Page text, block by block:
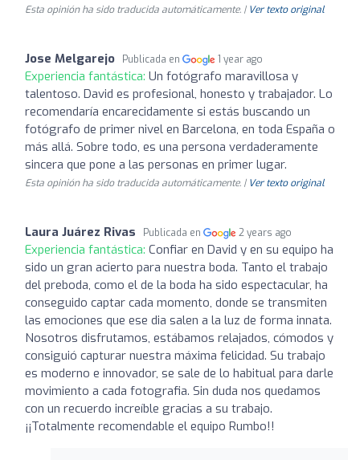
Esta opinión ha sido traducida automáticamente. | Ver texto original
Jose Melgarejo Publicada en 1 year ago
Experiencia fantástica: Un fotógrafo maravillosa y
talentoso. David es profesional, honesto y trabajador. Lo
recomendaría encarecidamente si estás buscando un
fotógrafo de primer nivel en Barcelona, en toda España o
más allá. Sobre todo, es una persona verdaderamente
sincera que pone a las personas en primer lugar.
Esta opinión ha sido traducida automáticamente. | Ver texto original
Laura Juárez Rivas Publicada en 2 years ago
Experiencia fantástica: Confiar en David y en su equipo ha
sido un gran acierto para nuestra boda. Tanto el trabajo
del preboda, como el de la boda ha sido espectacular, ha
conseguido captar cada momento, donde se transmiten
las emociones que ese dia salen a la luz de forma innata.
Nosotros disfrutamos, estábamos relajados, cómodos y
consiguió capturar nuestra máxima felicidad. Su trabajo
es moderno e innovador, se sale de lo habitual para darle
movimiento a cada fotografia. Sin duda nos quedamos
con un recuerdo increíble gracias a su trabajo.
¡¡Totalmente recomendable el equipo Rumbo!!